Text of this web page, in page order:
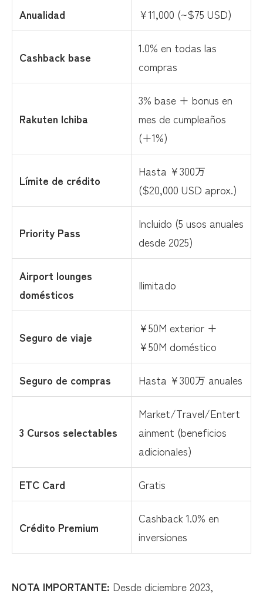
Anualidad ¥11,000 (~$75 USD)
Cashback base
1.0% en todas las
compras
Rakuten Ichiba
3% base + bonus en
mes de cumpleaños
(+1%)
Límite de crédito
Hasta ¥300万
($20,000 USD aprox.)
Priority Pass
Incluido (5 usos anuales
desde 2025)
Airport lounges
domésticos
Ilimitado
Seguro de viaje
¥50M exterior +
¥50M doméstico
Seguro de compras Hasta ¥300万 anuales
3 Cursos selectables
Market/Travel/Entert
ainment (beneficios
adicionales)
ETC Card Gratis
Crédito Premium
Cashback 1.0% en
inversiones
NOTA IMPORTANTE: Desde diciembre 2023,